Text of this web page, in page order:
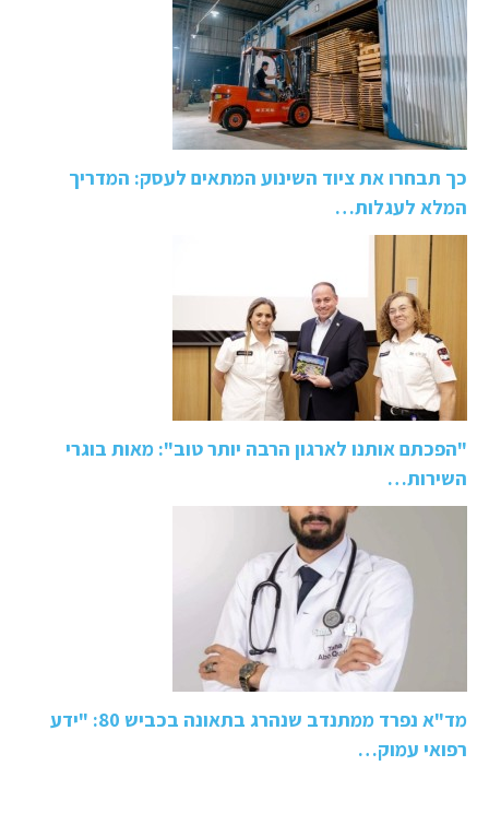
כך תבחרו את ציוד השינוע המתאים לעסק: המדריך
המלא לעגלות…
"הפכתם אותנו לארגון הרבה יותר טוב": מאות בוגרי
השירות…
מד"א נפרד ממתנדב שנהרג בתאונה בכביש 80: "ידע
רפואי עמוק…